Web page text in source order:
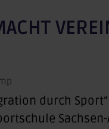
durch